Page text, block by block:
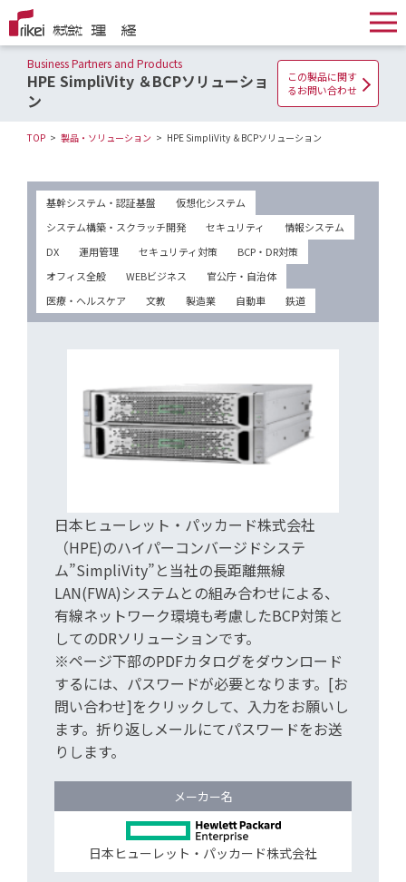
Business Partners and Products
HPE SimpliVity ＆BCPソリューショ
ン
この製品に関す
るお問い合わせ
TOP 製品・ソリューション HPE SimpliVity ＆BCPソリューション
基幹システム・認証基盤
仮想化システム
システム構築・スクラッチ開発
セキュリティ
情報システム
DX
運用管理 セキュリティ対策
BCP・DR対策
オフィス全般
WEBビジネス
官公庁・自治体
医療・ヘルスケア
文教 製造業 自動車 鉄道
日本ヒューレット・パッカード株式会社
（HPE)のハイパーコンバージドシステ
ム”SimpliVity”と当社の長距離無線
LAN(FWA)システムとの組み合わせによる、
有線ネットワーク環境も考慮したBCP対策と
してのDRソリューションです。
※ページ下部のPDFカタログをダウンロード
するには、パスワードが必要となります。[お
問い合わせ]をクリックして、入力をお願いし
ます。折り返しメールにてパスワードをお送
りします。
メーカー名
日本ヒューレット・パッカード株式会社